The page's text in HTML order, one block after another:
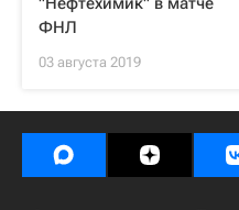
ФНЛ
03 августа 2019